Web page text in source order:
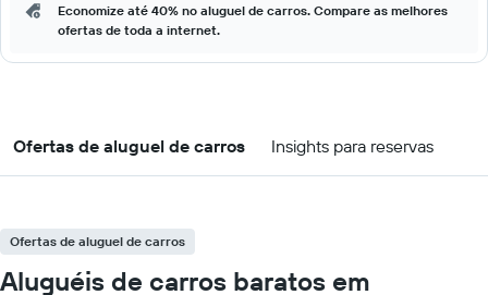
Economize até 40% no aluguel de carros. Compare as melhores
ofertas de toda a internet.
Ofertas de aluguel de carros Insights para reservas
Ofertas de aluguel de carros
Aluguéis de carros baratos em